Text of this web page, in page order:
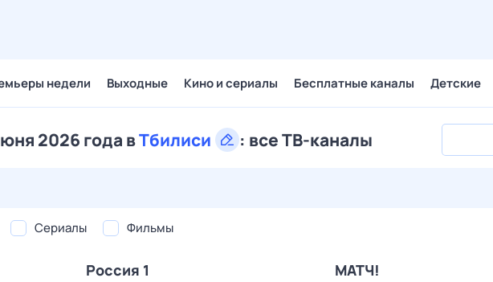
недели Выходные Кино и сериалы Бесплатные каналы Детские
2026 года вТбилиси : все ТВ-каналы
Сериалы Фильмы
Россия 1 МАТЧ!